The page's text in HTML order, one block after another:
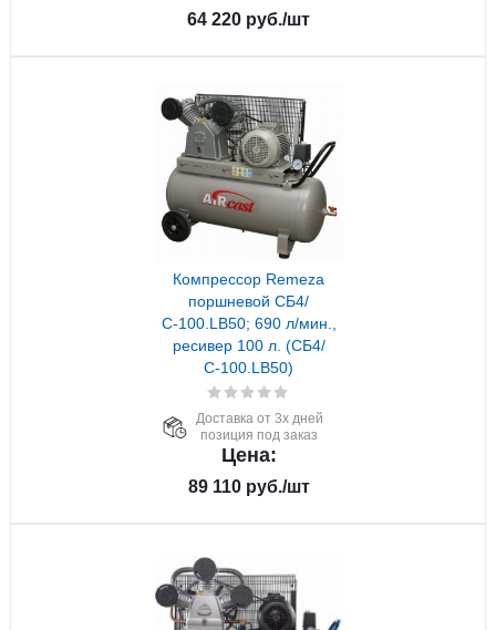
64 220 руб./шт
Компрессор Remeza
поршневой СБ4/
С-100.LB50; 690 л/мин.,
ресивер 100 л. (СБ4/
С-100.LB50)
Доставка от 3х дней
позиция под заказ
Цена:
89 110руб./шт